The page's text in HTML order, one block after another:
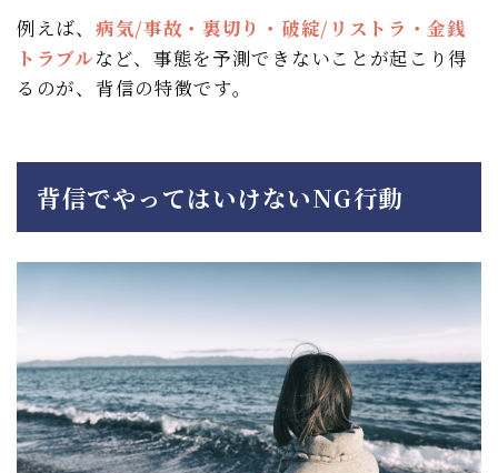
例えば、 病気/事故・裏切り・破綻/リストラ・金銭
トラブルなど、事態を予測できないことが起こり得
るのが、背信の特徴です。
背信でやってはいけないNG行動